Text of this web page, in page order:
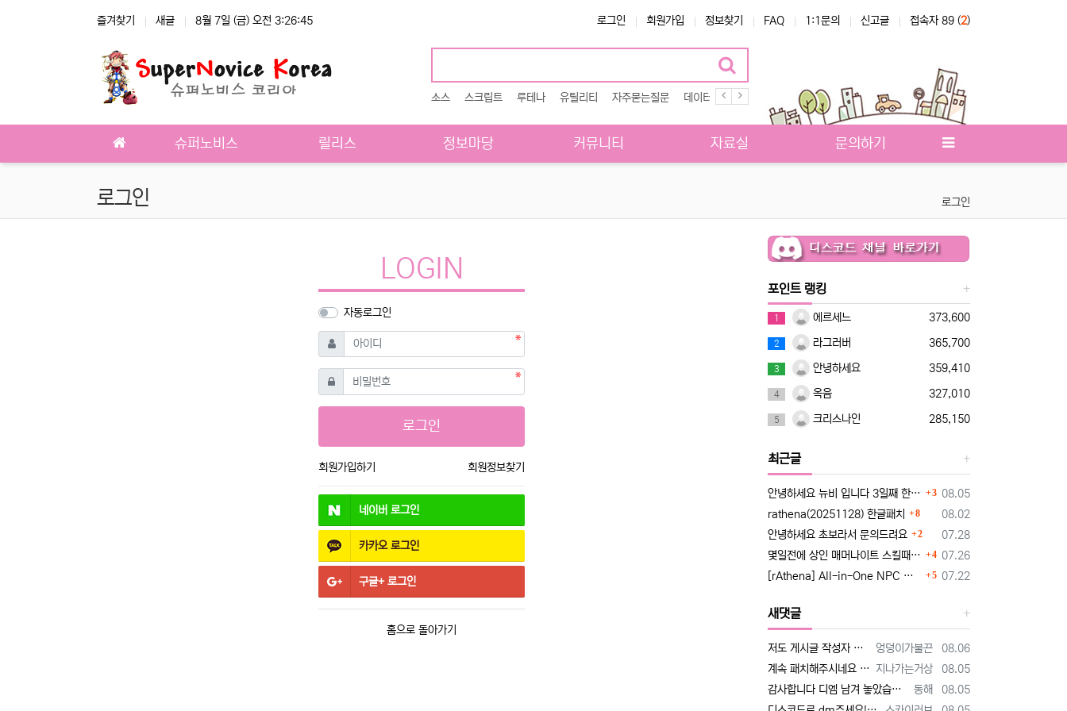
즐겨찾기 새글 8월 7일 (금) 오전 3:26:45 로그인 회원가입 정보찾기 FAQ 1:1문의 신고글 접속자 89 (2)
소스 스크립트 루테나 유틸리티 자주묻는질문 데이터베이스
슈퍼노비스 릴리스 정보마당 커뮤니티 자료실 문의하기
로그인 로그인
LOGIN
자동로그인
아이디 필수
비밀번호필수
로그인
회원가입하기 회원정보찾기
네이버 로그인
카카오로그인
구글+로그인
홈으로 돌아가기
포인트 랭킹
1 에르세느 373,600
2 라그러버 365,700
3 안녕하세요 359,410
4 옥음 327,010
5 크리스나인 285,150
최근글
등록일
08.05
안녕하세요 뉴비 입니다 3일째 한글패치 때문에 조언 드립니다
댓글
3
등록일
08.02
rathena(20251128) 한글패치
댓글
8
등록일
07.28
안녕하세요 초보라서 문의드려요
댓글
2
등록일
07.26
몇일전에 상인 매머나이트 스킬때문에 질문햇었는데요~
댓글
4
등록일
07.22
[rAthena] All-in-One NPC 한국어화 버전
댓글
5
새댓글
등록자
엉덩이가불끈 등록일
08.06
저도 게시글 작성자 분과 동일한 유튜브 영상 보고 만드는 중인데요 한글화 하고 싶어서 디스코드 친추 하였습니다 디코 난쟁이 (nanja…
등록자
지나가는거상 등록일
08.05
계속 패치해주시네요 감사합니다^^
등록자
동해 등록일
08.05
감사합니다 디엠 남겨 놓았습니다